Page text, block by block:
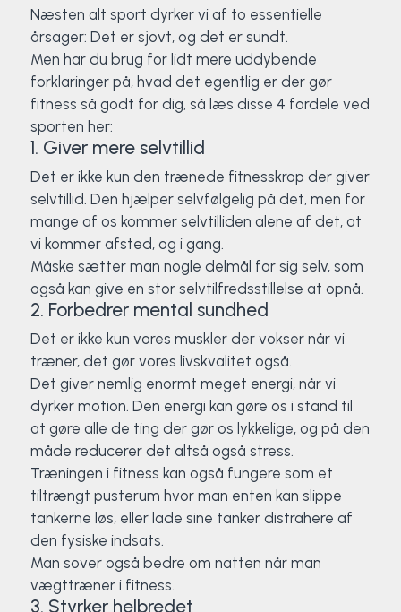
Næsten alt sport dyrker vi af to essentielle
årsager: Det er sjovt, og det er sundt.
Men har du brug for lidt mere uddybende
forklaringer på, hvad det egentlig er der gør
fitness så godt for dig, så læs disse 4 fordele ved
sporten her:
1. Giver mere selvtillid
Det er ikke kun den trænede fitnesskrop der giver
selvtillid. Den hjælper selvfølgelig på det, men for
mange af os kommer selvtilliden alene af det, at
vi kommer afsted, og i gang.
Måske sætter man nogle delmål for sig selv, som
også kan give en stor selvtilfredsstillelse at opnå.
2. Forbedrer mental sundhed
Det er ikke kun vores muskler der vokser når vi
træner, det gør vores livskvalitet også.
Det giver nemlig enormt meget energi, når vi
dyrker motion. Den energi kan gøre os i stand til
at gøre alle de ting der gør os lykkelige, og på den
måde reducerer det altså også stress.
Træningen i fitness kan også fungere som et
tiltrængt pusterum hvor man enten kan slippe
tankerne løs, eller lade sine tanker distrahere af
den fysiske indsats.
Man sover også bedre om natten når man
vægttræner i fitness.
3. Styrker helbredet
SUP
Svømning og Livredning
Tons og teambuilding
Vandsport
Volleyball
Yoga